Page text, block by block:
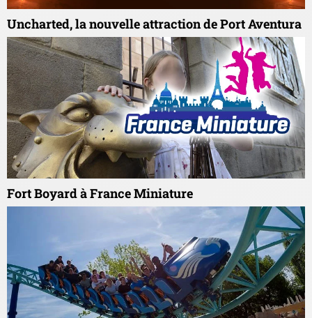
Uncharted, la nouvelle attraction de Port Aventura
Fort Boyard à France Miniature